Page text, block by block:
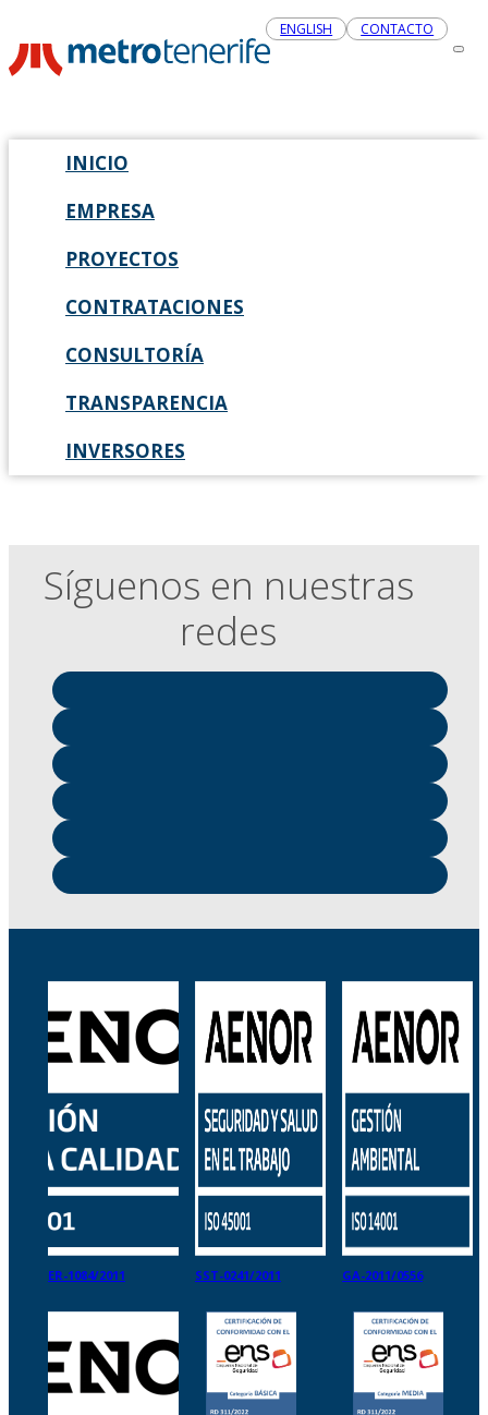
ENGLISH CONTACTO
INICIO
EMPRESA
PROYECTOS
CONTRATACIONES
CONSULTORÍA
TRANSPARENCIA
INVERSORES
Síguenos en nuestras
redes
ER-1084/2011 SST-0241/2011 GA-2011/0556